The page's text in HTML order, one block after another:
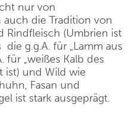
nur von
die Tradition von
Rindfleisch (Umbrien ist
g.g.A. für „Lamm aus
für „weißes Kalb des
ist) und Wild wie
Fasan und
ist stark ausgeprägt.